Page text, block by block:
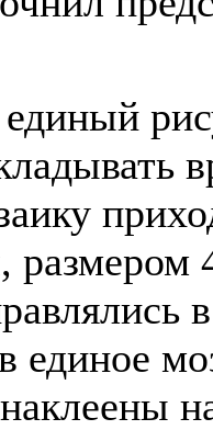
размером
единое